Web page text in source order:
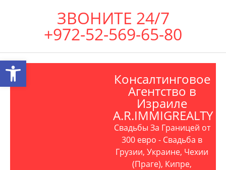
ЗВОНИТЕ 24/7
+972-52-569-65-80
Консалтинговое
Агентство в
Израиле
A.R.IMMIGREALTY
Свадьбы За Границей от
300 евро - Свадьба в
Грузии, Украине, Чехии
(Праге), Кипре,
Открыть панель инструментов